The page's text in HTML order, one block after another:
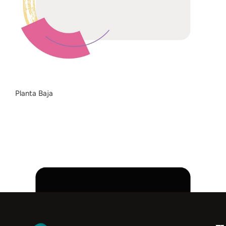
Planta Baja